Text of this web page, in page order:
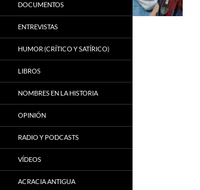
DOCUMENTOS
ENTREVISTAS
HUMOR (CRÍTICO Y SATÍRICO)
LIBROS
NOMBRES EN LA HISTORIA
OPINIÓN
RADIO Y PODCASTS
VÍDEOS
ACRACIA ANTIGUA